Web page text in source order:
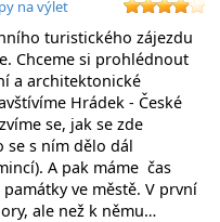
na výlet
turistického zájezdu
Chceme si prohlédnout
a architektonické
Hrádek - České
se, jak se zde
se s ním dělo dál
A pak máme čas
ve městě. V první
ale než k němu…